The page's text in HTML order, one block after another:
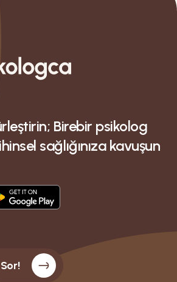
Birebir psikolog
sağlığınıza kavuşun